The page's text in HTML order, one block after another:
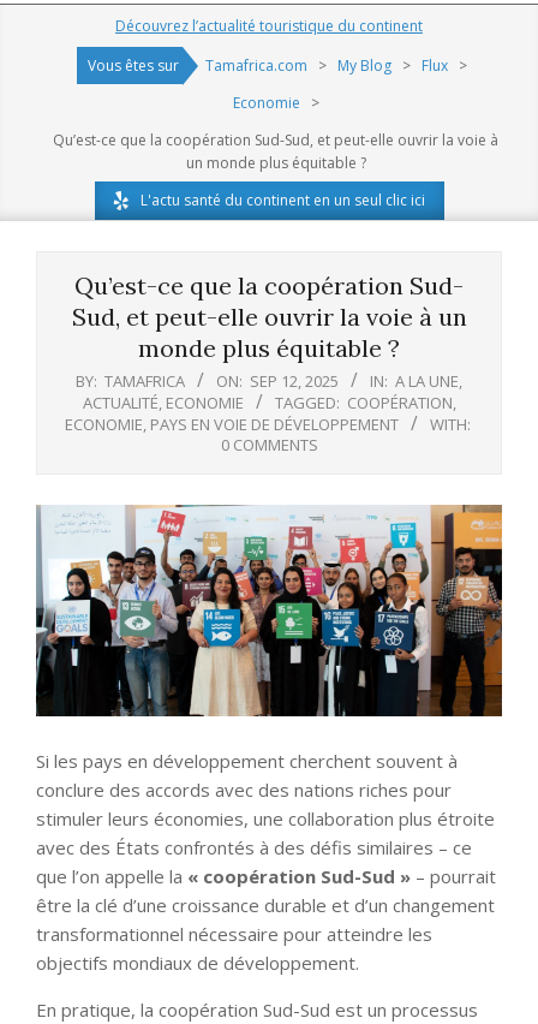
Navigation
Découvrez l’actualité touristique du continent
Vous êtes sur
Tamafrica.com > My Blog > Flux >
Economie
>
Qu’est-ce que la coopération Sud-Sud, et peut-elle ouvrir la voie à
un monde plus équitable ?
L'actu santé du continent en un seul clic ici
Qu’est-ce que la coopération Sud-
Sud, et peut-elle ouvrir la voie à un
monde plus équitable ?
BY: TAMAFRICA ON: SEP 12, 2025 IN: A LA UNE,
ACTUALITÉ, ECONOMIE TAGGED: COOPÉRATION,
ECONOMIE, PAYS EN VOIE DE DÉVELOPPEMENT
WITH:
0 COMMENTS
Si les pays en développement cherchent souvent à
conclure des accords avec des nations riches pour
stimuler leurs économies, une collaboration plus étroite
avec des États confrontés à des défis similaires – ce
que l’on appelle la « coopération Sud-Sud » – pourrait
être la clé d’une croissance durable et d’un changement
transformationnel nécessaire pour atteindre les
objectifs mondiaux de développement.
En pratique, la coopération Sud-Sud est un processus